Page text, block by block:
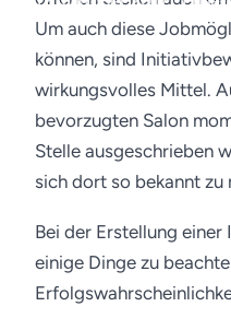
Um auch diese
können, sind
wirkungsvolles Mittel.
bevorzugten Salon
Stelle ausgeschrieben
sich dort so bekannt zu
Bei der Erstellung
einige Dinge zu